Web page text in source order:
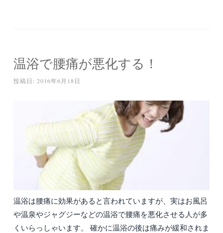
温浴で腰痛が悪化する！
投稿日: 2016年6月18日
温浴は腰痛に効果があると言われていますが、実はお風呂
や温泉やジャグジーなどの温浴で腰痛を悪化させる人が多
くいらっしゃいます。 確かに温浴の後は痛みが緩和されま